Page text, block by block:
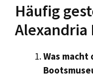
Häufig
Alexandria
Was macht